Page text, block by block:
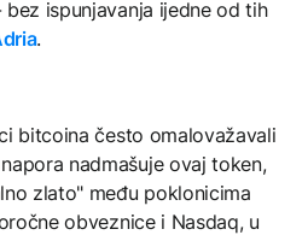
ispunjavanja ijedne od tih
.
bitcoina često omalovažavali
nadmašuje ovaj token,
zlato" među poklonicima
obveznice i Nasdaq, u